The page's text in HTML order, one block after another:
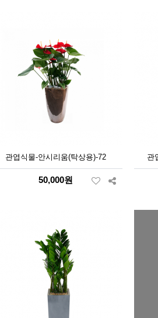
관엽식물-안시리움(탁상용)-72
50,000원
관